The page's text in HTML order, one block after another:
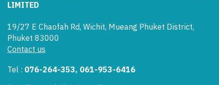
LIMITED
19/27 E Chaofah Rd, Wichit, Mueang Phuket District,
Phuket 83000
Contact us
Tel : 076-264-353, 061-953-6416